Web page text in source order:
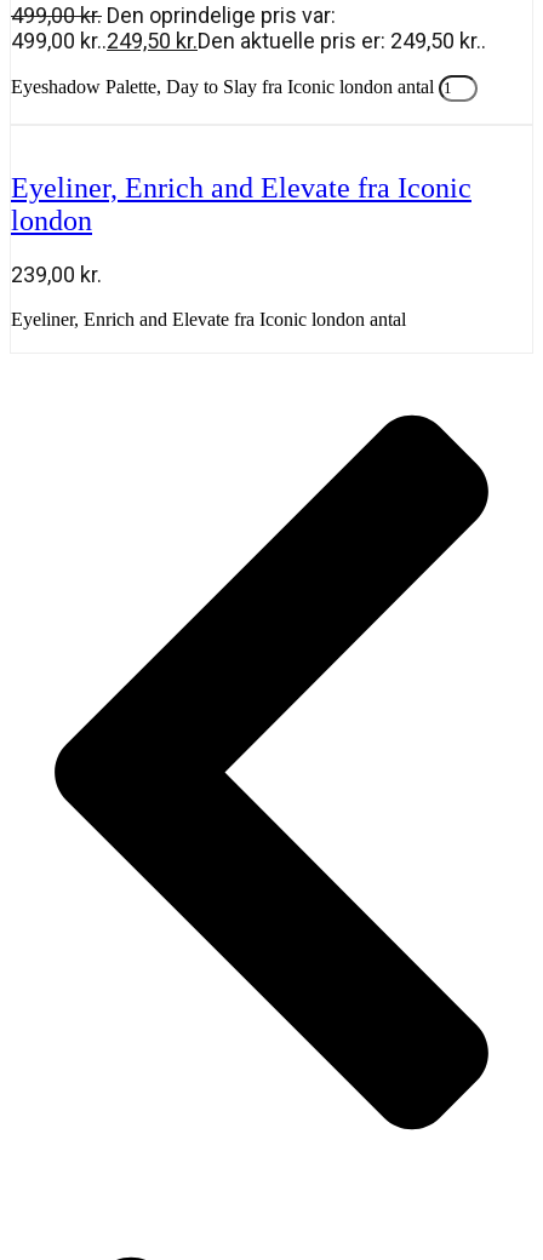
499,00kr. Den oprindelige pris var:
499,00 kr..249,50 kr.Den aktuelle pris er: 249,50 kr..
Eyeshadow Palette, Day to Slay fra Iconic london antal
Eyeliner, Enrich and Elevate fra Iconic
london
239,00 kr.
Eyeliner, Enrich and Elevate fra Iconic london antal